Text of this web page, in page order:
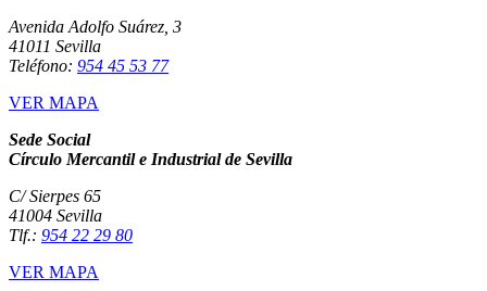
Avenida Adolfo Suárez, 3
41011 Sevilla
Teléfono: 954 45 53 77
VER MAPA
Sede Social
Círculo Mercantil e Industrial de Sevilla
C/ Sierpes 65
41004 Sevilla
Tlf.: 954 22 29 80
VER MAPA